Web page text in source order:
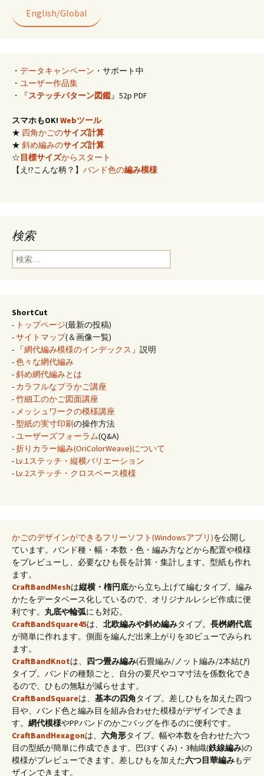
k
English/Global
・ データキャンペーン ・サポート中
・ ユーザー作品集
・『ステッチパターン図鑑』52p PDF
スマホもOK! Webツール
★ 四角かごのサイズ計算
★ 斜め編みのサイズ計算
☆目標サイズからスタート
【え!?こんな柄？】 バンド色の編み模様
検索
検
索:
ShortCut
- トップページ(最新の投稿)
-サイトマップ(＆画像一覧)
- 「網代編み模様のインデックス 」説明
-色々な網代編み
-斜め網代編みとは
- カラフルなプラかご講座
-竹細工のかご図面講座
- メッシュワークの模様講座
-型紙の実寸印刷の操作方法
-ユーザーズフォーラム(Q&A)
-折りカラー編み(OriColorWeave)について
-Lv.1ステッチ・縦横バリエーション
-Lv.2ステッチ・クロスベース模様
かごのデザインができるフリーソフト(Windowsアプリ)を公開し
ています。バンド種・幅・本数・色・編み方などから配置や模様
をプレビューし、必要なひも長を計算・集計します。型紙も作れ
ます。
CraftBandMeshは縦横・楕円底から立ち上げて編むタイプ。編み
かたをデータベース化しているので、オリジナルレシピ作成に便
利です。 丸底や輪弧にも対応。
CraftBandSquare45は、 北欧編みや斜め編みタイプ。 長桝網代底
が簡単に作れます。側面を編んだ出来上がりを3Dビューでみられ
ます。
CraftBandKnotは、 四つ畳み編み(石畳編み/ノット編み/2本結び)
タイプ。バンドの種類ごと、自分の要尺やコマ寸法を係数化でき
るので、ひもの無駄が減らせます。
CraftBandSquareは、 基本の四角タイプ。差しひもを加えた四つ
目や、バンド色と編み目を組み合わせた模様がデザインできま
す。 網代模様やPPバンドのかごバッグを作るのに便利です。
CraftBandHexagonは、 六角形タイプ。幅や本数を合わせた六つ
目の型紙が簡単に作成できます。巴(3すくみ)・3軸織(鉄線編み)の
模様がプレビューできます。差しひもを加えた六つ目華編みもデ
ザインできます。